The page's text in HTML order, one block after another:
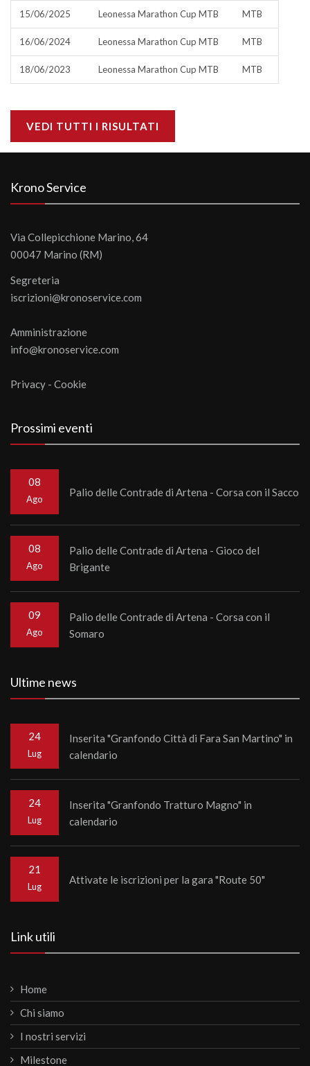
15/06/2025 Leonessa Marathon Cup MTB MTB
16/06/2024 Leonessa Marathon Cup MTB MTB
18/06/2023 Leonessa Marathon Cup MTB MTB
VEDI TUTTI I RISULTATI
Krono Service
Via Collepicchione Marino, 64
00047 Marino (RM)
Segreteria
iscrizioni@kronoservice.com
Amministrazione
info@kronoservice.com
Privacy - Cookie
Prossimi eventi
08
Ago
Palio delle Contrade di Artena - Corsa con il Sacco
08
Ago
Palio delle Contrade di Artena - Gioco del
Brigante
09
Ago
Palio delle Contrade di Artena - Corsa con il
Somaro
Ultime news
24
Lug
Inserita "Granfondo Città di Fara San Martino" in
calendario
24
Lug
Inserita "Granfondo Tratturo Magno" in
calendario
21
Lug
Attivate le iscrizioni per la gara "Route 50"
Link utili
Home
Chi siamo
I nostri servizi
Milestone